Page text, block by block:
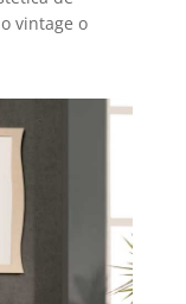
vintage o